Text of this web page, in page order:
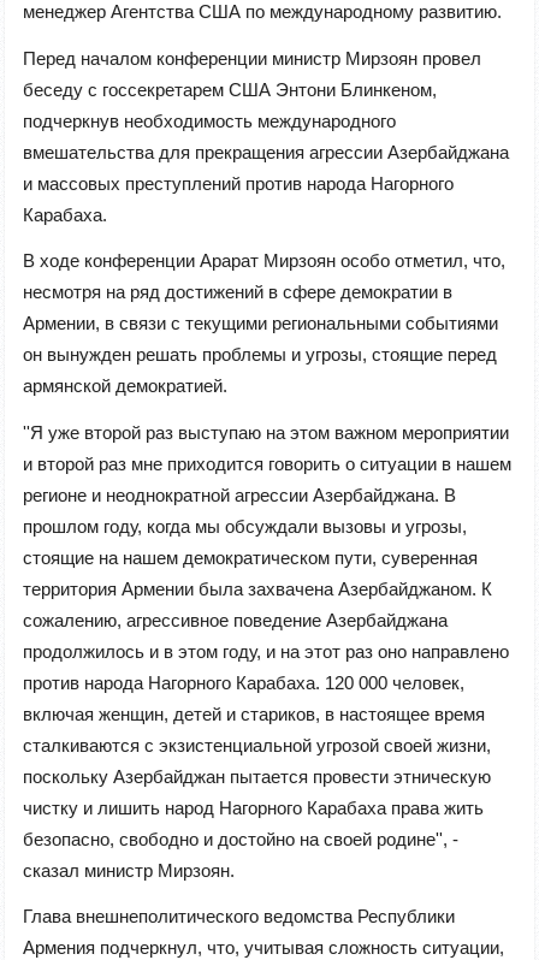
менеджер Агентства США по международному развитию.
Перед началом конференции министр Мирзоян провел
беседу с госсекретарем США Энтони Блинкеном,
подчеркнув необходимость международного
вмешательства для прекращения агрессии Азербайджана
и массовых преступлений против народа Нагорного
Карабаха.
В ходе конференции Арарат Мирзоян особо отметил, что,
несмотря на ряд достижений в сфере демократии в
Армении, в связи с текущими региональными событиями
он вынужден решать проблемы и угрозы, стоящие перед
армянской демократией.
''Я уже второй раз выступаю на этом важном мероприятии
и второй раз мне приходится говорить о ситуации в нашем
регионе и неоднократной агрессии Азербайджана. В
прошлом году, когда мы обсуждали вызовы и угрозы,
стоящие на нашем демократическом пути, суверенная
территория Армении была захвачена Азербайджаном. К
сожалению, агрессивное поведение Азербайджана
продолжилось и в этом году, и на этот раз оно направлено
против народа Нагорного Карабаха. 120 000 человек,
включая женщин, детей и стариков, в настоящее время
сталкиваются с экзистенциальной угрозой своей жизни,
поскольку Азербайджан пытается провести этническую
чистку и лишить народ Нагорного Карабаха права жить
безопасно, свободно и достойно на своей родине'', -
сказал министр Мирзоян.
Глава внешнеполитического ведомства Республики
Армения подчеркнул, что, учитывая сложность ситуации,